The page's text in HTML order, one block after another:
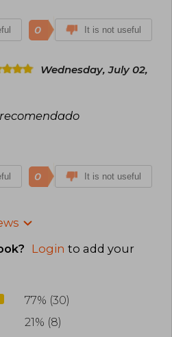
0 It is not useful
Wednesday, July 02,
0 It is not useful
Login to add your
77% (30)
21% (8)